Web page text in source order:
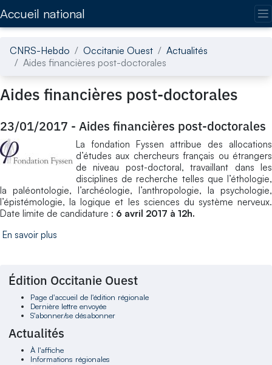
Accueil national
CNRS-Hebdo Occitanie Ouest
Actualités
Aides financières post-doctorales
Aides financières post-doctorales
23/01/2017 - Aides financières post-doctorales
La fondation Fyssen attribue des allocations
d’études aux chercheurs français ou étrangers
de niveau post-doctoral, travaillant dans les
disciplines de recherche telles que l’éthologie,
la paléontologie, l’archéologie, l’anthropologie, la psychologie,
l’épistémologie, la logique et les sciences du système nerveux.
Date limite de candidature : 6 avril 2017 à 12h.
En savoir plus
Édition Occitanie Ouest
Page d'accueil de l'édition régionale
Dernière lettre envoyée
S'abonner/se désabonner
Actualités
À l'affiche
Informations régionales